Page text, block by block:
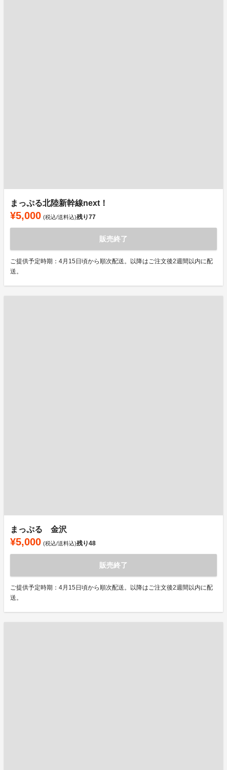
まっぷる北陸新幹線next！
¥5,000 (税込/送料込)残り77
販売終了
ご提供予定時期：4月15日頃から順次配送。以降はご注文後2週間以内に配
送。
まっぷる 金沢
¥5,000 (税込/送料込)残り48
販売終了
ご提供予定時期：4月15日頃から順次配送。以降はご注文後2週間以内に配
送。